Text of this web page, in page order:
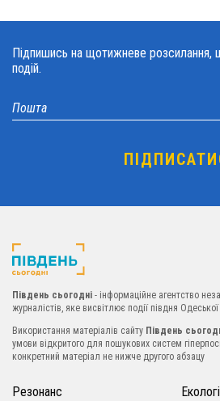
Підпишись на щотижневе розсилання,
подій.
Південь сьогодні - інформаційне агентство
журналістів, яке висвітлює події півдня Одеської
Використання матеріалів сайту Південь
умови відкритого для пошукових систем
конкретний матеріал не нижче другого абзацу
Резонанс